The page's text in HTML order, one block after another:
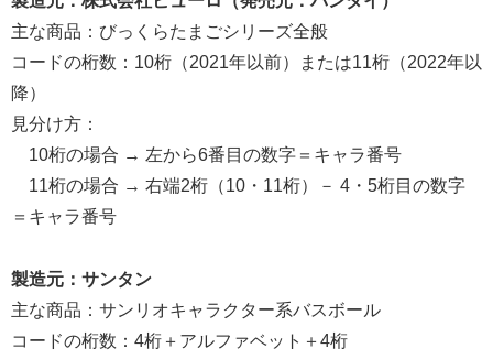
主な商品：びっくらたまごシリーズ全般
コードの桁数：10桁（2021年以前）または11桁（2022年以
降）
見分け方：
10桁の場合 → 左から6番目の数字＝キャラ番号
11桁の場合 → 右端2桁（10・11桁）－ 4・5桁目の数字
＝キャラ番号
製造元：サンタン
主な商品：サンリオキャラクター系バスボール
コードの桁数：4桁＋アルファベット＋4桁